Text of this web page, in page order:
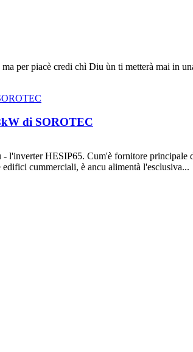
per piacè credi chì Diu ùn ti metterà mai in
di SOROTEC
l'inverter HESIP65. Cum'è fornitore
cummerciali, è ancu alimentà l'esclusiva...